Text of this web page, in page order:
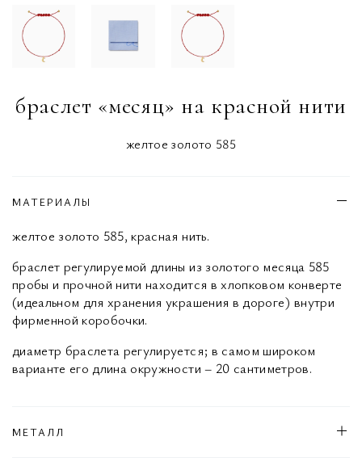
браслет «месяц» на красной нити
желтое золото 585
МАТЕРИАЛЫ
желтое золото 585, красная нить.
браслет регулируемой длины из золотого месяца 585
пробы и прочной нити находится в хлопковом конверте
(идеальном для хранения украшения в дороге) внутри
фирменной коробочки.
диаметр браслета регулируется; в самом широком
варианте его длина окружности – 20 сантиметров.
МЕТАЛЛ